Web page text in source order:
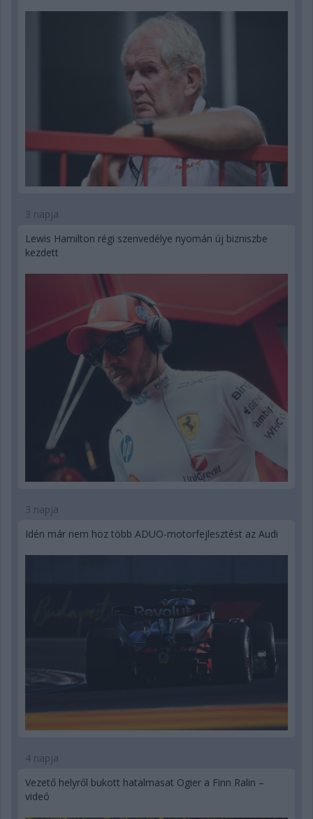
3 napja
Lewis Hamilton régi szenvedélye nyomán új bizniszbe
kezdett
3 napja
Idén már nem hoz több ADUO-motorfejlesztést az Audi
4 napja
Vezető helyről bukott hatalmasat Ogier a Finn Ralin –
videó